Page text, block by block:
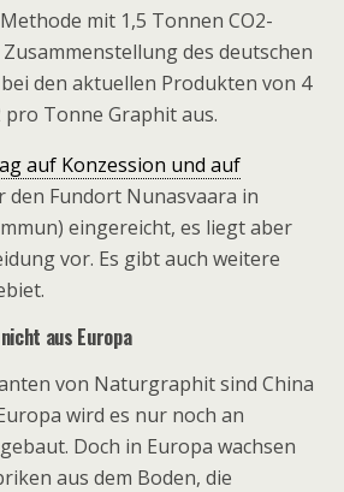
mit 1,5 Tonnen CO2-
des deutschen
den aktuellen Produkten von 4
pro Tonne Graphit aus.
auf Konzession und auf
den Fundort Nunasvaara in
eingereicht, es liegt aber
vor. Es gibt auch weitere
aus Europa
von Naturgraphit sind China
wird es nur noch an
Doch in Europa wachsen
aus dem Boden, die